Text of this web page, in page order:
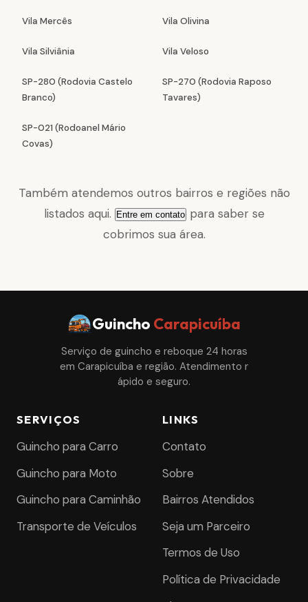
Vila Mercês Vila Olivina
Vila Silviânia Vila Veloso
SP-280 (Rodovia Castelo
Branco)
SP-270 (Rodovia Raposo
Tavares)
SP-021 (Rodoanel Mário
Covas)
Também atendemos outros bairros e regiões não
listados aqui.
Entre em contatopara saber se
cobrimos sua área.
Guincho Carapicuíba
Serviço de guincho e reboque 24 horas
em Carapicuíba e região. Atendimento r
ápido e seguro.
SERVIÇOS
Guincho para Carro
Guincho para Moto
Guincho para Caminhão
Transporte de Veículos
LINKS
Contato
Sobre
Bairros Atendidos
Seja um Parceiro
Termos de Uso
Política de Privacidade